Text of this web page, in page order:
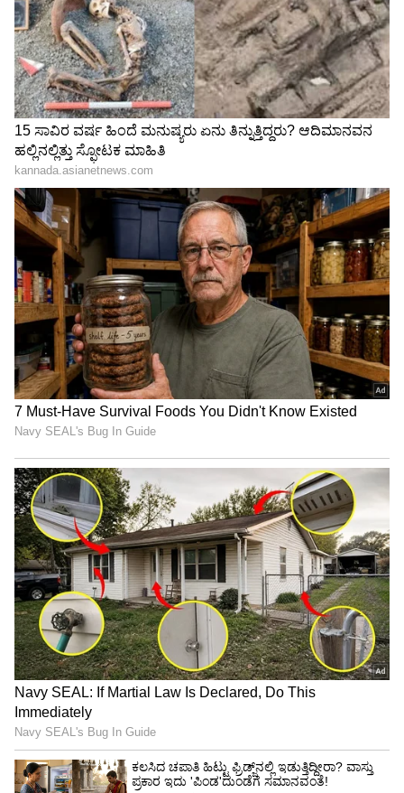
"ಸರ್ಕಾರದಲ್ಲಿ ನನ್ನ ಅಸಾಧಾರಣ ಪಾಲುದಾರರಾದ ಕಾಂಗ್ರೆಸ್
ಮಹಿಳೆ ಗ್ರೇಸ್‌ ಮೆಂಗ್ ಅವರು ದೀಪಾವಳಿಯನ್ನು ಫೆಡರಲ್
ರಜಾದಿನವನ್ನಾಗಿ ಮಾಡಲು ತಮ್ಮ ಐತಿಹಾಸಿಕ
ಶಾಸನದೊಂದಿಗೆ ಚಳುವಳಿಯನ್ನು ರಾಷ್ಟ್ರೀಯವಾಗಿ
ತೆಗೆದುಕೊಳ್ಳುತ್ತಿದ್ದಾರೆ. ಒಟ್ಟಾಗಿ, ನಾವು ದೀಪಾವಳಿಯನ್ನು
ಅಮೆರಿಕದ ರಜಾದಿನವೆಂದು ತೋರಿಸುತ್ತಿದ್ದೇವೆ.
ದೀಪಾವಳಿಯನ್ನು ಆಚರಿಸುವ 4 ಮಿಲಿಯನ್ ಅಮೆರಿಕನ್ನರಿಗೆ,
ನಿಮ್ಮ ಸರ್ಕಾರ ನಿಮ್ಮನ್ನು ನೋಡುತ್ತದೆ ಮತ್ತು ಕೇಳುತ್ತದೆ’’
ಎಂದೂ ಅವರು ಹೇಳಿದರು.
ಇದನ್ನೂ ಓದಿ:6 ವರ್ಷದ ಬಾಲಕಿಗೆ ಶಾಲೆಯಲ್ಲೇ ಲೈಂಗಿಕ
ಕ್ರಿಯೆ ನಡೆಸಲು ಒತ್ತಾಯಿಸಿದ ವಿದ್ಯಾರ್ಥಿಗಳು: ಐ -
ಪ್ಯಾಡ್‌ನಲ್ಲಿ ಸೆರೆ!
ಏಷ್ಯ - ಅಮೆರಿಕ ಸಮುದಾಯದ ಗೋಚರತೆಯನ್ನು
ಹೆಚ್ಚಿಸಲು ಗ್ರೇಸ್‌ ಮೆಂಗ್ ಅವರ ನಿರಂತರ ಕೆಲಸವನ್ನು